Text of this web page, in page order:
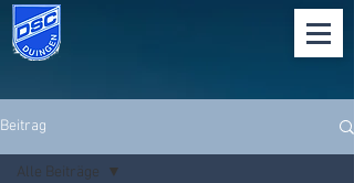
Beitrag
Alle Beiträge